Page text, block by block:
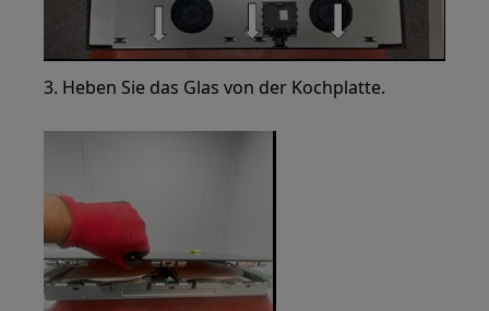
3. Heben Sie das Glas von der Kochplatte.